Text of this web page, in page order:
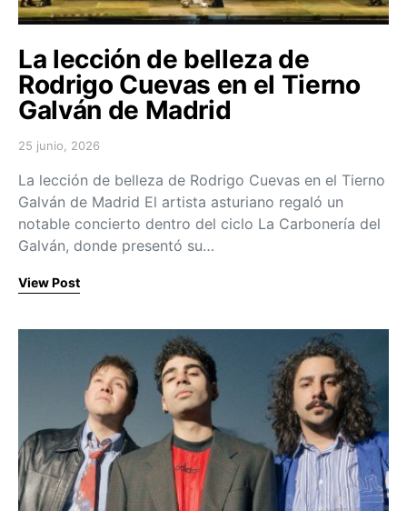
La lección de belleza de
Rodrigo Cuevas en el Tierno
Galván de Madrid
Posted on
25 junio, 2026
La lección de belleza de Rodrigo Cuevas en el Tierno
Galván de Madrid El artista asturiano regaló un
notable concierto dentro del ciclo La Carbonería del
Galván, donde presentó su…
View Post